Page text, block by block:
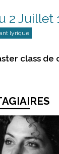
2 Juillet
lyrique
class de